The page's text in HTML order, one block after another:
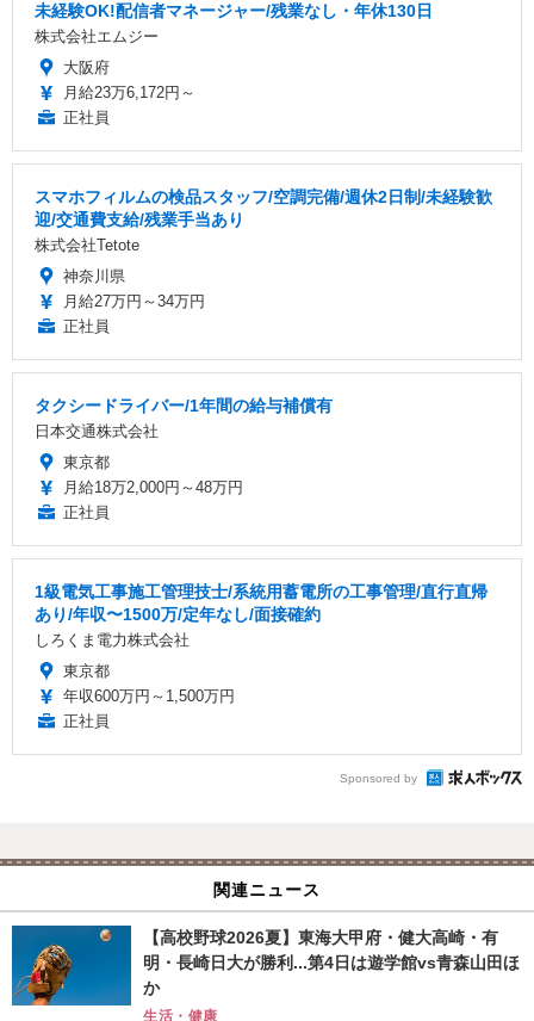
未経験OK!配信者マネージャー/残業なし・年休130日
株式会社エムジー
大阪府
月給23万6,172円～
正社員
スマホフィルムの検品スタッフ/空調完備/週休2日制/未経験歓
迎/交通費支給/残業手当あり
株式会社Tetote
神奈川県
月給27万円～34万円
正社員
タクシードライバー/1年間の給与補償有
日本交通株式会社
東京都
月給18万2,000円～48万円
正社員
1級電気工事施工管理技士/系統用蓄電所の工事管理/直行直帰
あり/年収〜1500万/定年なし/面接確約
しろくま電力株式会社
東京都
年収600万円～1,500万円
正社員
Sponsored by
関連ニュース
【高校野球2026夏】東海大甲府・健大高崎・有
明・長崎日大が勝利...第4日は遊学館vs青森山田ほ
か
生活・健康